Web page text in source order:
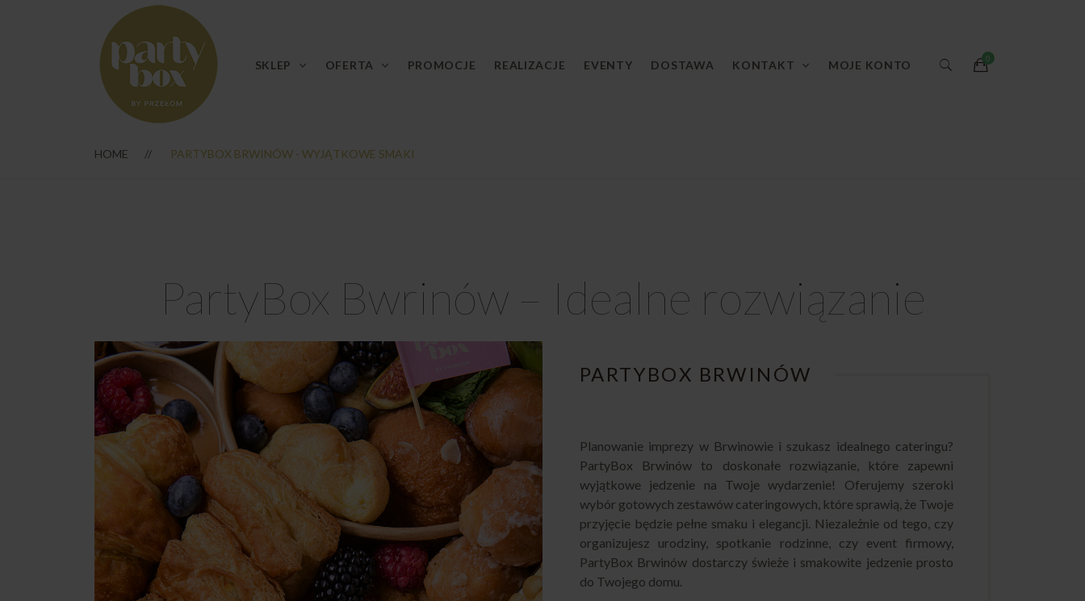
SKLEP OFERTA PROMOCJE REALIZACJE EVENTY DOSTAWA KONTAKT MOJE KONTO
HOME PARTYBOX BRWINÓW - WYJĄTKOWE SMAKI
PartyBox Bwrinów – Idealne rozwiązanie
PARTYBOX BRWINÓW
Planowanie imprezy w Brwinowie i szukasz idealnego cateringu?
PartyBox Brwinów to doskonałe rozwiązanie, które zapewni
wyjątkowe jedzenie na Twoje wydarzenie! Oferujemy szeroki
wybór gotowych zestawów cateringowych, które sprawią, że Twoje
przyjęcie będzie pełne smaku i elegancji. Niezależnie od tego, czy
organizujesz urodziny, spotkanie rodzinne, czy event firmowy,
PartyBox Brwinów dostarczy świeże i smakowite jedzenie prosto
do Twojego domu.